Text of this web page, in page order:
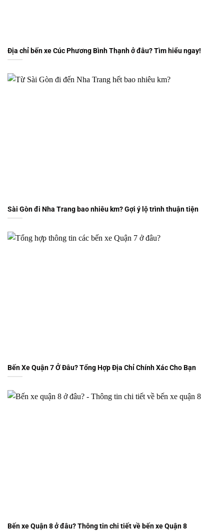
Địa chỉ bến xe Cúc Phương Bình Thạnh ở đâu? Tìm hiểu ngay!
Sài Gòn đi Nha Trang bao nhiêu km? Gợi ý lộ trình thuận tiện
Bến Xe Quận 7 Ở Đâu? Tổng Hợp Địa Chỉ Chính Xác Cho Bạn
Bến xe Quận 8 ở đâu? Thông tin chi tiết về bến xe Quận 8